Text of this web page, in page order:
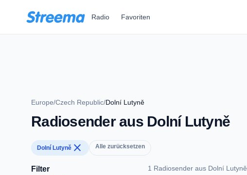
Radio Favoriten
Europe/Czech Republic/Dolní Lutyně
Radiosender aus Dolní Lutyně
Dolní Lutyně close Alle zurücksetzen
Filter 1 Radiosender aus Dolní Lutyně